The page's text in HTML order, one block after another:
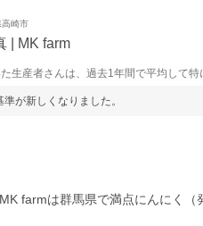
高崎市
| MK farm
生産者さんは、過去1年間で平均して特
が新しくなりました。
farmは群馬県で満点にんにく